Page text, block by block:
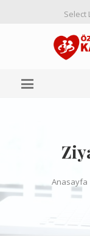
Select
Anasayfa